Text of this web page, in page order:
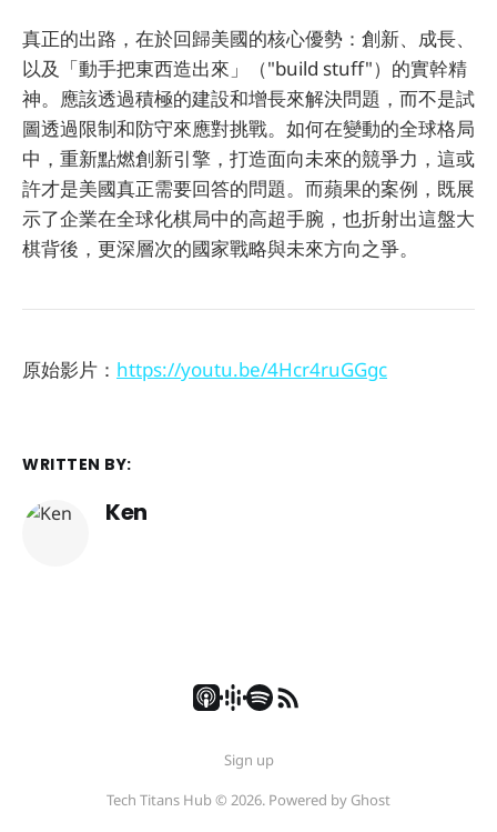
真正的出路，在於回歸美國的核心優勢：創新、成長、
以及「動手把東西造出來」（"build stuff"）的實幹精
神。應該透過積極的建設和增長來解決問題，而不是試
圖透過限制和防守來應對挑戰。如何在變動的全球格局
中，重新點燃創新引擎，打造面向未來的競爭力，這或
許才是美國真正需要回答的問題。而蘋果的案例，既展
示了企業在全球化棋局中的高超手腕，也折射出這盤大
棋背後，更深層次的國家戰略與未來方向之爭。
原始影片： https://youtu.be/4Hcr4ruGGgc
WRITTEN BY:
Ken
Sign up
Tech Titans Hub © 2026. Powered by Ghost